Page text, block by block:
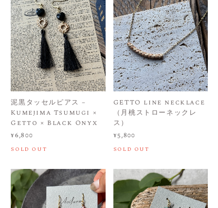
泥黒タッセルピアス –
Kumejima Tsumugi ×
Getto × Black Onyx
¥6,800
SOLD OUT
GETTO line necklace
（月桃ストローネックレ
ス）
¥5,800
SOLD OUT